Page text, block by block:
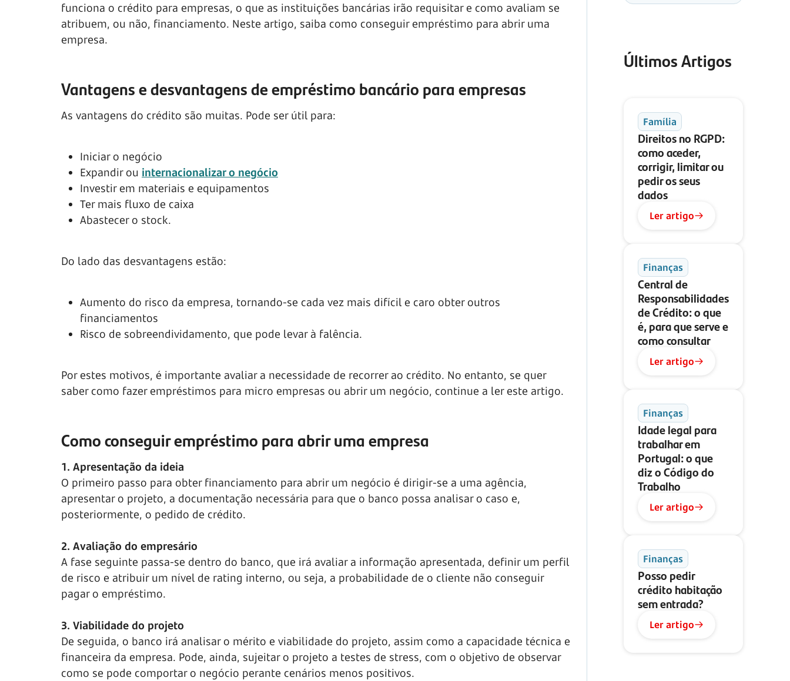
funciona o crédito para empresas, o que as instituições bancárias irão requisitar e como avaliam se
atribuem, ou não, financiamento. Neste artigo, saiba como conseguir empréstimo para abrir uma
empresa.
Vantagens e desvantagens de empréstimo bancário para empresas
As vantagens do crédito são muitas. Pode ser útil para:
Iniciar o negócio
Expandir ou internacionalizar o negócio
Investir em materiais e equipamentos
Ter mais fluxo de caixa
Abastecer o stock.
Do lado das desvantagens estão:
Aumento do risco da empresa, tornando-se cada vez mais difícil e caro obter outros
financiamentos
Risco de sobreendividamento, que pode levar à falência.
Por estes motivos, é importante avaliar a necessidade de recorrer ao crédito. No entanto, se quer
saber como fazer empréstimos para micro empresas ou abrir um negócio, continue a ler este artigo.
Como conseguir empréstimo para abrir uma empresa
1. Apresentação da ideia
O primeiro passo para obter financiamento para abrir um negócio é dirigir-se a uma agência,
apresentar o projeto, a documentação necessária para que o banco possa analisar o caso e,
posteriormente, o pedido de crédito.
2. Avaliação do empresário
A fase seguinte passa-se dentro do banco, que irá avaliar a informação apresentada, definir um perfil
de risco e atribuir um nível de rating interno, ou seja, a probabilidade de o cliente não conseguir
pagar o empréstimo.
3. Viabilidade do projeto
De seguida, o banco irá analisar o mérito e viabilidade do projeto, assim como a capacidade técnica e
financeira da empresa. Pode, ainda, sujeitar o projeto a testes de stress, com o objetivo de observar
como se pode comportar o negócio perante cenários menos positivos.
Últimos Artigos
Família
Direitos no RGPD:
como aceder,
corrigir, limitar ou
pedir os seus
dados
Ler artigo
Finanças
Central de
Responsabilidades
de Crédito: o que
é, para que serve e
como consultar
Ler artigo
Finanças
Idade legal para
trabalhar em
Portugal: o que
diz o Código do
Trabalho
Ler artigo
Finanças
Posso pedir
crédito habitação
sem entrada?
Ler artigo